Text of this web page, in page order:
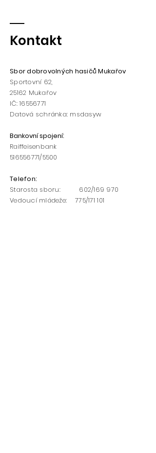
Kontakt
Sbor dobrovolných hasičů Mukařov
Sportovní 62,
25162 Mukařov
IČ:16556771
Datová schránka: msdasyw
Bankovní spojení:
Raiffeisenbank
516556771/5500​​
Telefon:
Starosta sboru: 602/169 970
Vedoucí mládeže: 775/171 101